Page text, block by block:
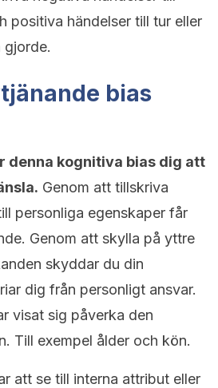
positiva händelser till tur eller
gjorde.
bias
denna kognitiva bias dig att
Genom att tillskriva
personliga egenskaper får
Genom att skylla på yttre
skyddar du din
dig från personligt ansvar.
visat sig påverka den
Till exempel ålder och kön.
att se till interna attribut eller